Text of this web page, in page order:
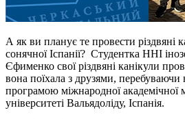
А як ви планує те провести різдвяні
сонячної Іспанії? Студентка ННІ
Єфименко свої різдвяні канікули
вона поїхала з друзями, перебуваючи
програмою міжнародної академічної
університеті Вальядоліду, Іспанія.